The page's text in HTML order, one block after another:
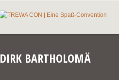
DIRK BARTHOLOMÄ